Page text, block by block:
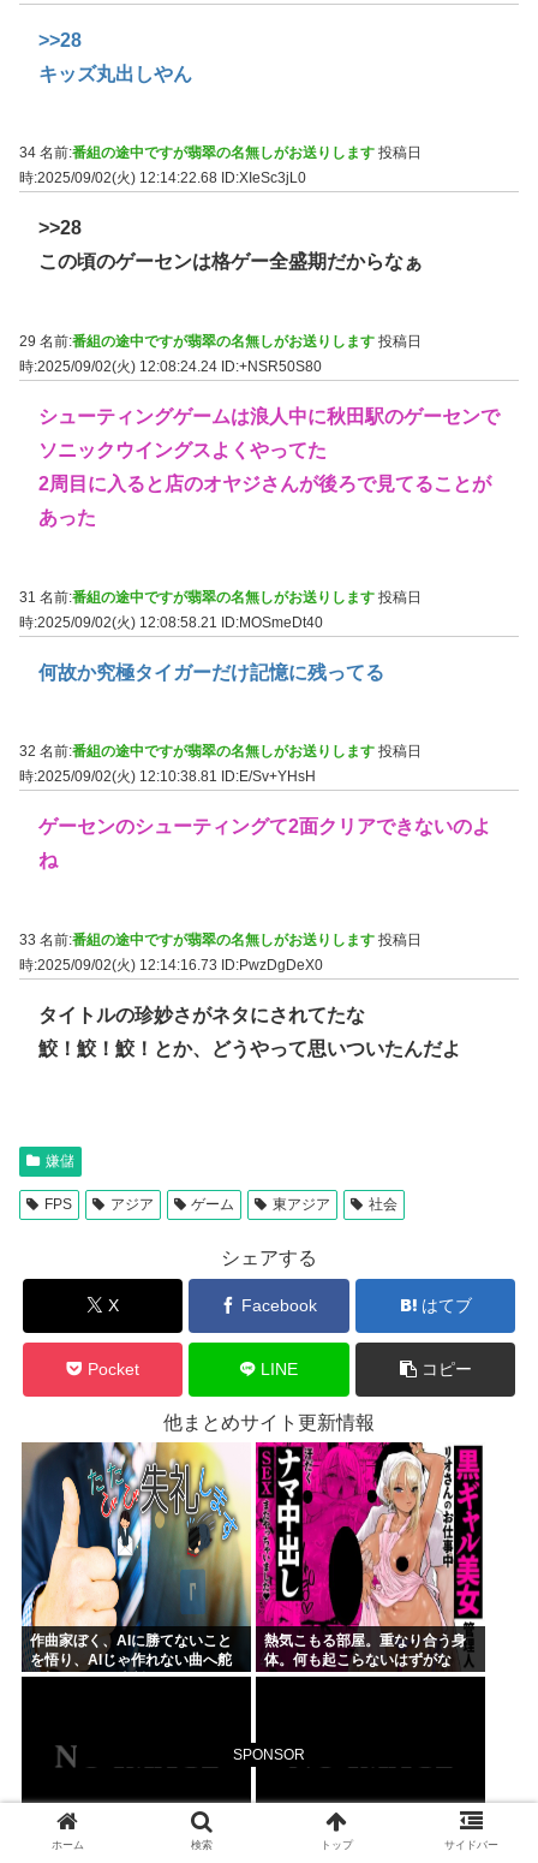
SPONSOR
>>28
キッズ丸出しやん
34 名前:番組の途中ですが翡翠の名無しがお送りします 投稿日
時:2025/09/02(火) 12:14:22.68 ID:XIeSc3jL0
>>28
この頃のゲーセンは格ゲー全盛期だからなぁ
29 名前:番組の途中ですが翡翠の名無しがお送りします 投稿日
時:2025/09/02(火) 12:08:24.24 ID:+NSR50S80
シューティングゲームは浪人中に秋田駅のゲーセンで
ソニックウイングスよくやってた
2周目に入ると店のオヤジさんが後ろで見てることが
あった
31 名前:番組の途中ですが翡翠の名無しがお送りします 投稿日
時:2025/09/02(火) 12:08:58.21 ID:MOSmeDt40
何故か究極タイガーだけ記憶に残ってる
32 名前:番組の途中ですが翡翠の名無しがお送りします 投稿日
時:2025/09/02(火) 12:10:38.81
ID:E/Sv+YHsH
ゲーセンのシューティングて2面クリアできないのよ
ね
33 名前:番組の途中ですが翡翠の名無しがお送りします 投稿日
時:2025/09/02(火) 12:14:16.73 ID:PwzDgDeX0
タイトルの珍妙さがネタにされてたな
鮫！鮫！鮫！とか、どうやって思いついたんだよ
嫌儲
FPS アジア ゲーム 東アジア 社会
シェアする
X Facebook はてブ
Pocket LINE コピー
他まとめサイト更新情報
作曲家ぼく、AIに勝てないこと
を悟り、AIじゃ作れない曲へ舵
を切ることを決断
熱気こもる部屋。重なり合う身
体。何も起こらないはずがな
く……
ホーム 検索 トップ サイドバー